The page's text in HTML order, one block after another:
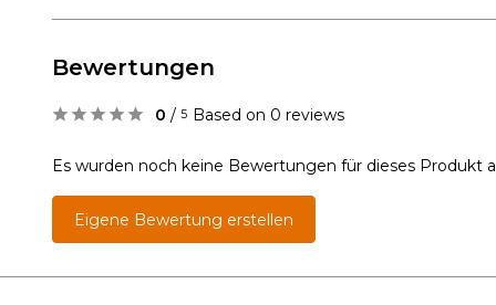
Bewertungen
0 / 5 Based on 0 reviews
Es wurden noch keine Bewertungen für dieses Produkt
Eigene Bewertung erstellen